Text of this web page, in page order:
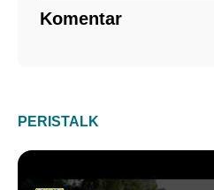
Komentar
PERISTALK